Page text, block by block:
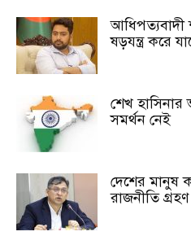
আধিপত্যবাদী
ষড়যন্ত্র করে
শেখ হাসিনার
সমর্থন নেই
দেশের মানুষ
রাজনীতি